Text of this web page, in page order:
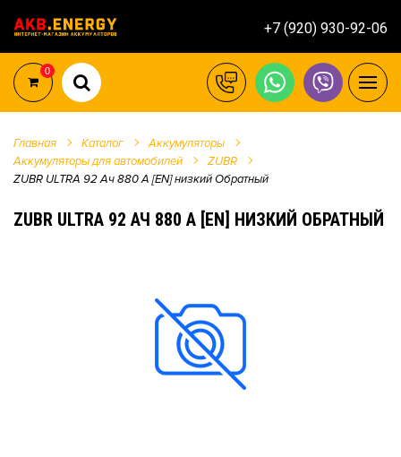
+7 (920) 930-92-06
0
Главная Каталог
Аккумуляторы
Аккумуляторы для автомобилей
ZUBR
ZUBR ULTRA 92 Ач 880 А [EN] низкий Обратный
ZUBR ULTRA 92 АЧ 880 А [EN] НИЗКИЙ ОБРАТНЫЙ